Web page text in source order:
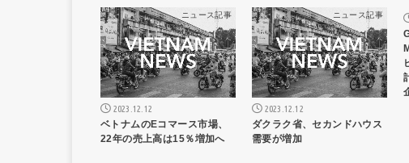
ニュース記事
2023.12.12
ベトナムのEコマース市場、
22年の売上高は15％増加へ
ニュース記事
2023.12.12
ダクラク省、セカンドハウス
需要が増加